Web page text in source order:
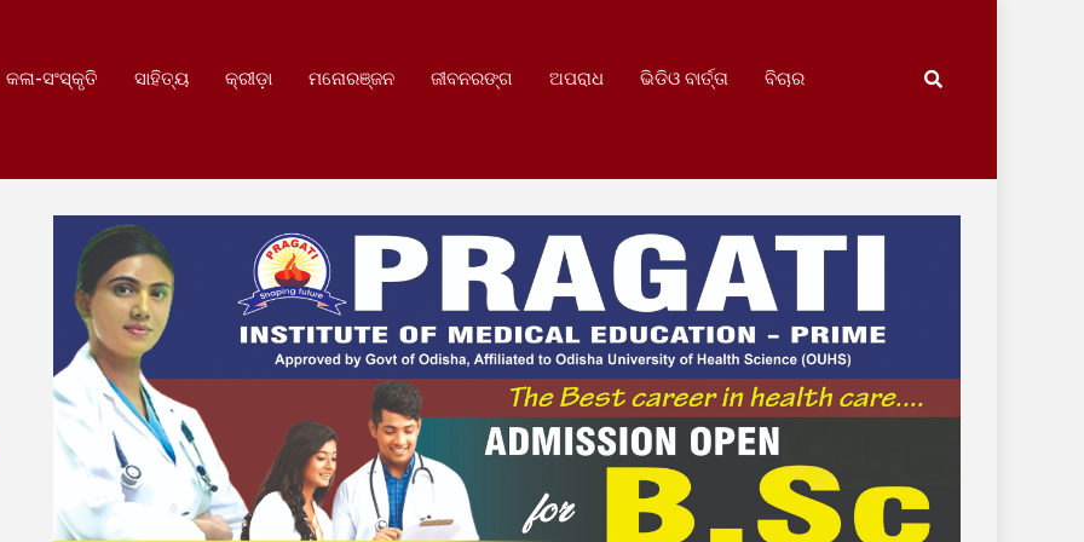
କଳା-ସଂସ୍କୃତି ସାହିତ୍ୟ କ୍ରୀଡ଼ା ମନୋରଞ୍ଜନ ଜୀବନରଙ୍ଗ ଅପରାଧ ଭିଡିଓ ବାର୍ତ୍ତା ବିଚାର